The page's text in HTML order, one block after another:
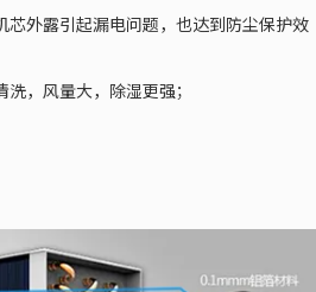
芯外露引起漏电问题，也达到防尘保护效
，风量大，除湿更强；